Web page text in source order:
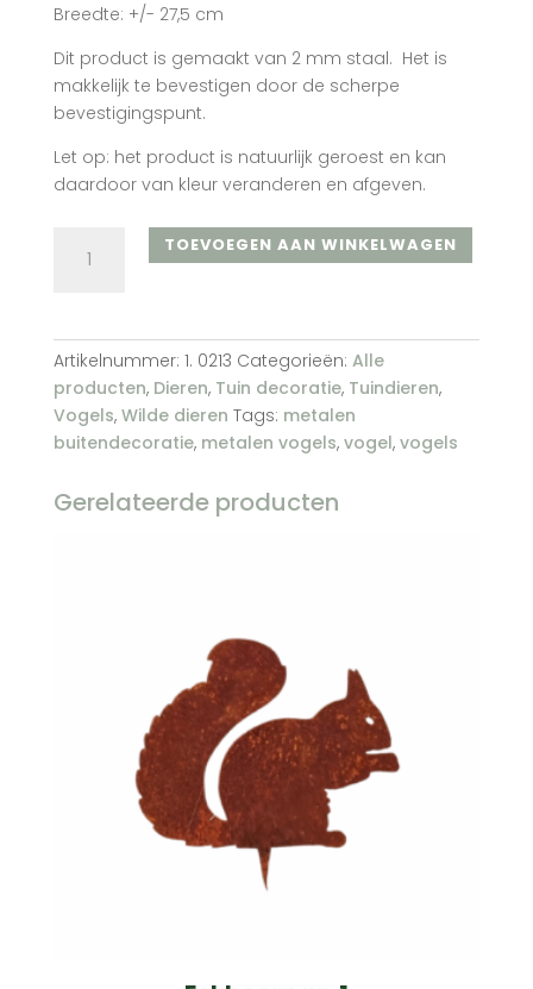
Breedte: +/- 27,5 cm
Dit product is gemaakt van 2 mm staal. Het is
makkelijk te bevestigen door de scherpe
bevestigingspunt.
Let op: het product is natuurlijk geroest en kan
daardoor van kleur veranderen en afgeven.
TOEVOEGEN AAN WINKELWAGEN
Artikelnummer: 1. 0213 Categorieën: Alle
producten, Dieren, Tuin decoratie, Tuindieren,
Vogels, Wilde dieren Tags: metalen
buitendecoratie, metalen vogels, vogel, vogels
Gerelateerde producten